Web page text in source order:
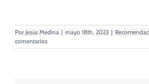
Por Jesús Medina | mayo 18th, 2023 |
comentarios